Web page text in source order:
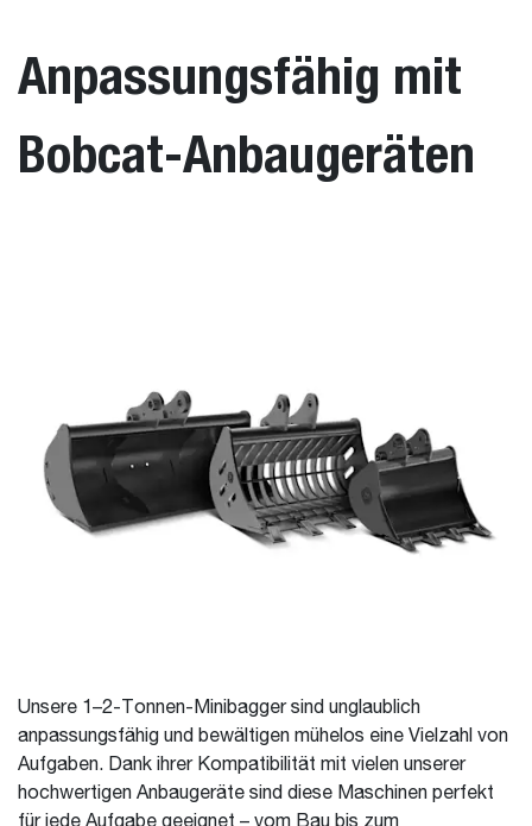
Anpassungsfähig mit
Bobcat-Anbaugeräten
Unsere 1–2-Tonnen-Minibagger sind unglaublich
anpassungsfähig und bewältigen mühelos eine Vielzahl von
Aufgaben. Dank ihrer Kompatibilität mit vielen unserer
hochwertigen Anbaugeräte sind diese Maschinen perfekt